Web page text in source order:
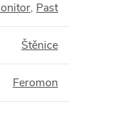
, Past
Štěnice
Feromon